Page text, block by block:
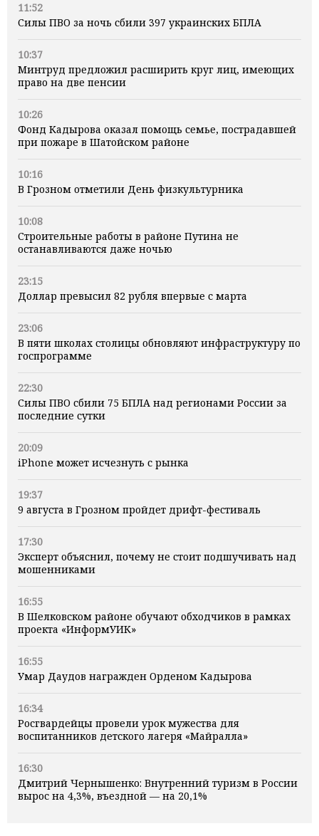
11:52
Силы ПВО за ночь сбили 397 украинских БПЛА
10:37
Минтруд предложил расширить круг лиц, имеющих
право на две пенсии
10:26
Фонд Кадырова оказал помощь семье, пострадавшей
при пожаре в Шатойском районе
10:16
В Грозном отметили День физкультурника
10:08
Строительные работы в районе Путина не
останавливаются даже ночью
23:15
Доллар превысил 82 рубля впервые с марта
23:06
В пяти школах столицы обновляют инфраструктуру по
госпрограмме
22:30
Силы ПВО сбили 75 БПЛА над регионами России за
последние сутки
20:09
iPhone может исчезнуть с рынка
19:37
9 августа в Грозном пройдет дрифт-фестиваль
17:30
Эксперт объяснил, почему не стоит подшучивать над
мошенниками
16:55
В Шелковском районе обучают обходчиков в рамках
проекта «ИнформУИК»
16:55
Умар Даудов награжден Орденом Кадырова
16:34
Росгвардейцы провели урок мужества для
воспитанников детского лагеря «Майралла»
16:30
Дмитрий Чернышенко: Внутренний туризм в России
вырос на 4,3%, въездной — на 20,1%